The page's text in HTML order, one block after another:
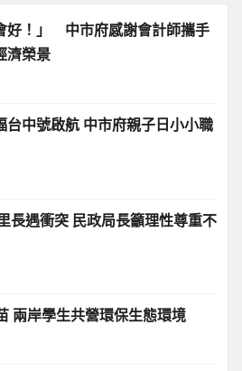
好！」 中市府感謝會計師攜手
濟榮景
台中號啟航 中市府親子日小小職
長遇衝突 民政局長籲理性尊重不
兩岸學生共營環保生態環境